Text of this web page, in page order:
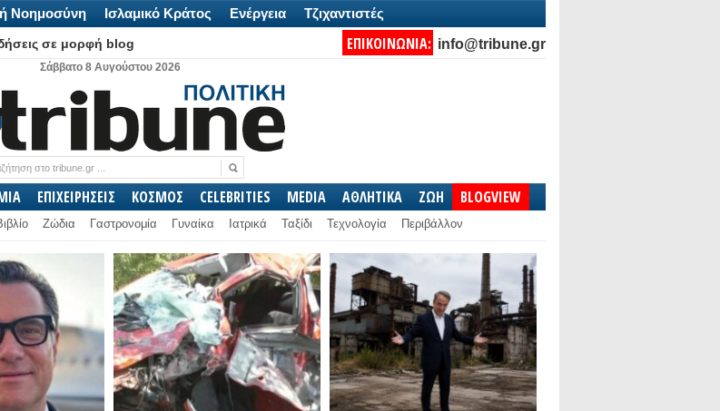
Νοημοσύνη Ισλαμικό Κράτος Ενέργεια Τζιχαντιστές
σε μορφή blog ΕΠΙΚΟΙΝΩΝΙΑ: info@tribune.gr
Σάββατο 8 Αυγούστου 2026
ΕΠΙΧΕΙΡΗΣΕΙΣ ΚΟΣΜΟΣ CELEBRITIES MEDIA ΑΘΛΗΤΙΚΑ ΖΩΗ BLOGVIEW
Ζώδια Γαστρονομία Γυναίκα Ιατρικά Ταξίδι Τεχνολογία Περιβάλλον